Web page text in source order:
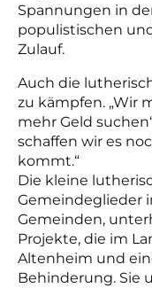
Spannungen in
populistischen
Zulauf.
Auch die
zu kämpfen. „Wir
mehr Geld
schaffen wir es
kommt.“
Die kleine
Gemeindeglieder
Gemeinden,
Projekte, die im
Altenheim und
Behinderung. Sie